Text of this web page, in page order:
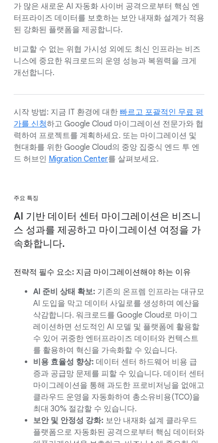
가 많은 새로운 AI 자동화 사이버 공격으로부터 핵심 엔
터프라이즈 데이터를 보호하는 보안 내재화 설계가 적용
된 강화된 플랫폼을 제공합니다.
비교할 수 없는 위협 가시성 외에도 최신 인프라는 비즈
니스에 중요한 워크로드의 운영 성능과 복원력을 크게
개선합니다.
시작 방법: 지금 IT 환경에 대한 빠르고 포괄적인 무료 평
가를 신청하고 Google Cloud 마이그레이션 전문가와 협
력하여 프로젝트를 계획하세요. 또는 마이그레이션 및
현대화를 위한 Google Cloud의 중앙 집중식 엔드 투 엔
드 허브인 Migration Center를 살펴보세요.
주요 특징
AI 기반 데이터 센터 마이그레이션은 비즈니
스 성과를 제공하고 마이그레이션 여정을 가
속화합니다.
전략적 필수 요소: 지금 마이그레이션해야 하는 이유
AI 준비 상태 확보: 기존의 온프렘 인프라는 대규모
AI 도입을 막고 데이터 사일로를 생성하며 예산을
삭감합니다. 워크로드를 Google Cloud로 마이그
레이션하면 선도적인 AI 모델 및 플랫폼에 활용할
수 있어 귀중한 엔터프라이즈 데이터와 컨텍스트
를 활용하여 혁신을 가속화할 수 있습니다.
비용 효율성 향상: 데이터 센터 하드웨어 비용 급
증과 공급망 문제를 피할 수 있습니다. 데이터 센터
마이그레이션을 통해 과도한 프로비저닝을 없애고
클라우드 운영을 자동화하여 총소유비용(TCO)을
최대 30% 절감할 수 있습니다.
보안 및 안정성 강화: 보안 내재화 설계 클라우드
플랫폼으로 자동화된 공격으로부터 핵심 데이터와